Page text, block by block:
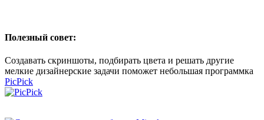
Полезный совет:
Создавать скриншоты, подбирать цвета и решать другие
мелкие дизайнерские задачи поможет небольшая программка
PicPick